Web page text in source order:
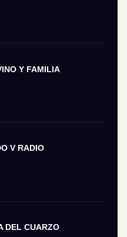
Y FAMILIA
V RADIO
DEL CUARZO